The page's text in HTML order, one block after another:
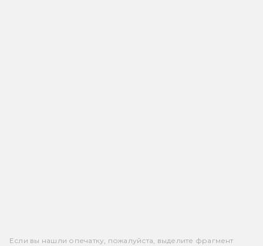
Если вы нашли опечатку, пожалуйста, выделите фрагмент